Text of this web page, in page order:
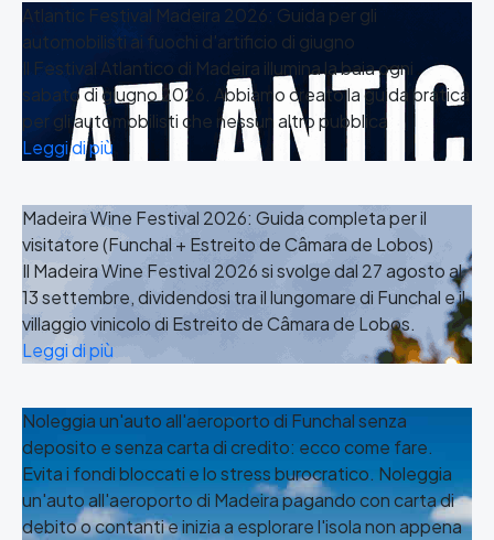
Atlantic Festival Madeira 2026: Guida per gli
automobilisti ai fuochi d'artificio di giugno
Il Festival Atlantico di Madeira illumina la baia ogni
sabato di giugno 2026. Abbiamo creato la guida pratica
per gli automobilisti che nessun altro pubblica
Leggi di più
Madeira Wine Festival 2026: Guida completa per il
visitatore (Funchal + Estreito de Câmara de Lobos)
Il Madeira Wine Festival 2026 si svolge dal 27 agosto al
13 settembre, dividendosi tra il lungomare di Funchal e il
villaggio vinicolo di Estreito de Câmara de Lobos.
Leggi di più
Noleggia un'auto all'aeroporto di Funchal senza
deposito e senza carta di credito: ecco come fare.
Evita i fondi bloccati e lo stress burocratico. Noleggia
un'auto all'aeroporto di Madeira pagando con carta di
debito o contanti e inizia a esplorare l'isola non appena